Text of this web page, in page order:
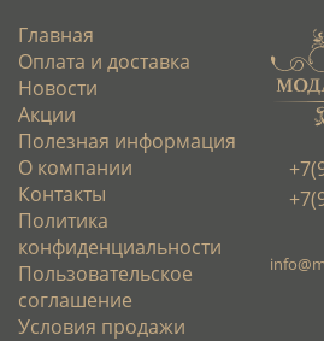
Главная
Оплата и доставка
Новости
Акции
Полезная информация
О компании
Контакты
Политика
конфиденциальности
Пользовательское
соглашение
Условия продажи